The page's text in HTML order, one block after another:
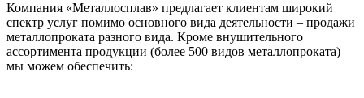
Компания «Металлосплав» предлагает клиентам широкий
спектр услуг помимо основного вида деятельности – продажи
металлопроката разного вида. Кроме внушительного
ассортимента продукции (более 500 видов металлопроката)
мы можем обеспечить: